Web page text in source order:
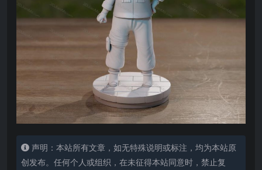
声明：本站所有文章，如无特殊说明或标注，均为本站原
创发布。任何个人或组织，在未征得本站同意时，禁止复